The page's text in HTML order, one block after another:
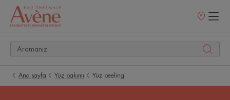
Satış
Ana sayfa Yüz bakımı Yüz peelingi